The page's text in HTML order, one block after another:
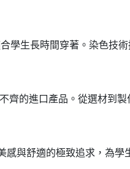
學生長時間穿著。染色技
齊的進口產品。從選材到
與舒適的極致追求，為學